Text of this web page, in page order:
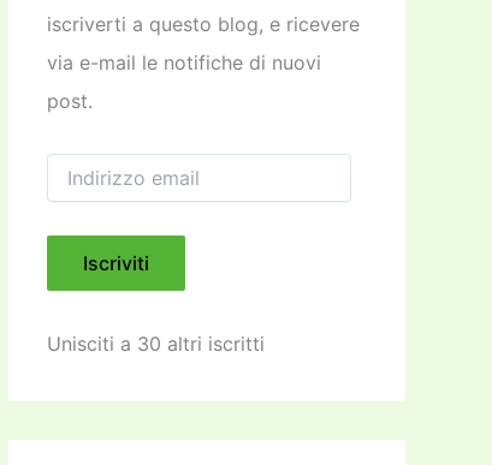
iscriverti a questo blog, e ricevere
via e-mail le notifiche di nuovi
post.
i
i
z
o
m
Iscriviti
Unisciti a 30 altri iscritti